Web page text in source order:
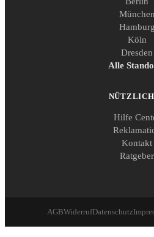
München
Hamburg
Köln
Dresden
Alle
Hilfe
Kontakt
Ratgeber
AGBWiderrufDatenschutz